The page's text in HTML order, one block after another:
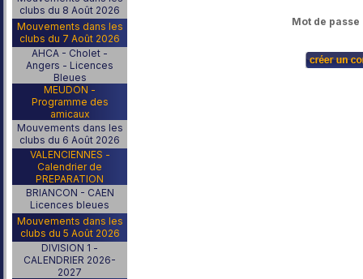
clubs du 8 Août 2026
Mouvements dans les
clubs du 7 Août 2026
AHCA - Cholet -
Angers - Licences
Bleues
MEUDON -
Programme des
amicaux
Mouvements dans les
clubs du 6 Août 2026
VALENCIENNES -
Calendrier de
PREPARATION
BRIANCON - CAEN
Licences bleues
Mouvements dans les
clubs du 5 Août 2026
DIVISION 1 -
CALENDRIER 2026-
2027
Mot de passe